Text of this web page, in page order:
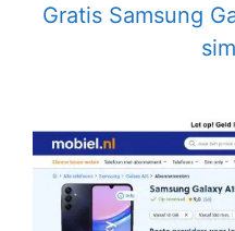
Gratis Samsung